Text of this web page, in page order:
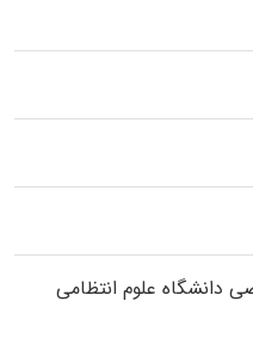
داﻧﺸﮕﺎه ﻋﻠﻮم انتظامی